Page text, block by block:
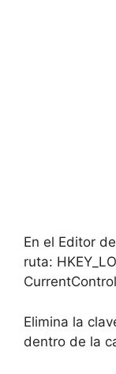
En el Editor
ruta:
Elimina la
dentro de la